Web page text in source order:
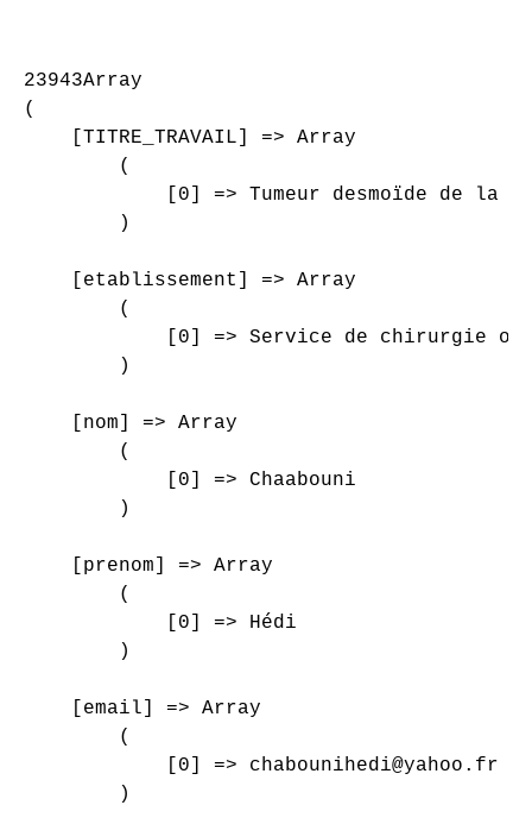
23943Array
(
    [TITRE_TRAVAIL] => Array
        (
[0] => Tumeur desmoïde de la
        )
    [etablissement] => Array
        (
[0] => Service de chirurgie
        )
    [nom] => Array
        (
            [0] => Chaabouni
        )
    [prenom] => Array
        (
            [0] => Hédi
        )
    [email] => Array
        (
            [0] => chabounihedi@yahoo.fr
        )